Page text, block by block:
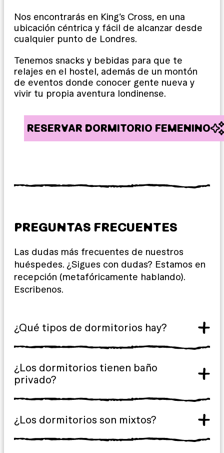
Nos encontrarás en King’s Cross, en una
ubicación céntrica y fácil de alcanzar desde
cualquier punto de Londres.
Tenemos snacks y bebidas para que te
relajes en el hostel, además de un montón
de eventos donde conocer gente nueva y
vivir tu propia aventura londinense.
RESERVAR DORMITORIO FEMENINO
PREGUNTAS FRECUENTES
Las dudas más frecuentes de nuestros
huéspedes. ¿Sigues con dudas? Estamos en
recepción (metafóricamente hablando).
Escribenos.
¿Qué tipos de dormitorios hay?
¿Los dormitorios tienen baño
privado?
¿Los dormitorios son mixtos?